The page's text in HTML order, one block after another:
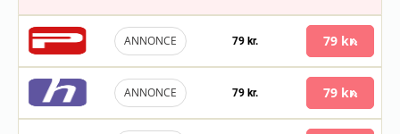
ANNONCE 79 kr. 79 kr.
ANNONCE 79 kr. 79 kr.